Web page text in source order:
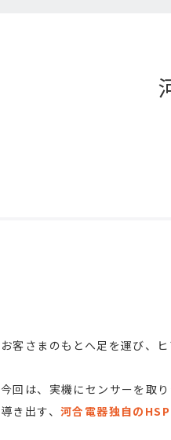
お客さまのもとへ足を運び、
今回は、実機にセンサーを取
導き出す、 河合電器独自の